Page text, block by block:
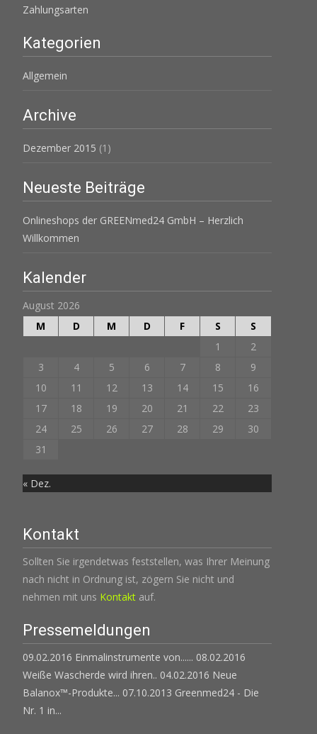
Zahlungsarten
Kategorien
Allgemein
Archive
Dezember 2015 (1)
Neueste Beiträge
Onlineshops der GREENmed24 GmbH – Herzlich
Willkommen
Kalender
August 2026
M
D M D F S
S
1
2
3
4 5 6 7 8
9
10
11 12 13 14 15
16
17
18 19 20 21 22
23
24
25 26 27 28 29
30
31
« Dez.
Kontakt
Sollten Sie irgendetwas feststellen, was Ihrer Meinung
nach nicht in Ordnung ist, zögern Sie nicht und
nehmen mit uns Kontakt auf.
Pressemeldungen
09.02.2016 Einmalinstrumente von...... 08.02.2016
Weiße Wascherde wird ihren.. 04.02.2016 Neue
Balanox™-Produkte... 07.10.2013 Greenmed24 - Die
Nr. 1 in...